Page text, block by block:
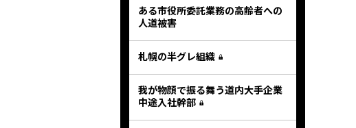
ある市役所委託業務の高齢者への
人道被害
札幌の半グレ組織
我が物顔で振る舞う道内大手企業
中途入社幹部